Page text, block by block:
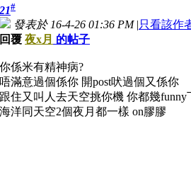
21#
發表於 16-4-26 01:36 PM |只看該作
回覆 夜x月 的帖子
你係米有精神病?
唔滿意過個係你 開post吠過個又係你
跟住又叫人去天空挑你機 你都幾funny
海洋同天空2個夜月都一樣 on膠膠